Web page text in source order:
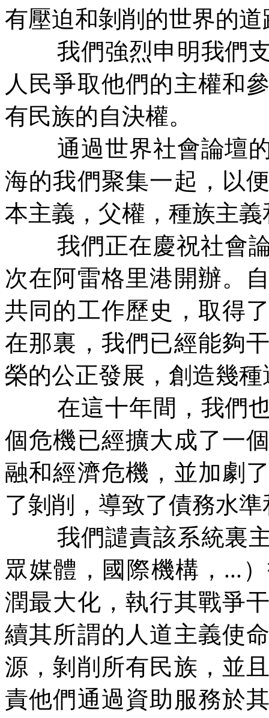
有壓迫和剝削的世界的道
我們強烈申明我們
人民爭取他們的主權和
有民族的自決權。
通過世界社會論壇
海的我們聚集一起，以
本主義，父權，種族主
我們正在慶祝社會
次在阿雷格里港開辦。
共同的工作歷史，取得
在那裏，我們已經能夠
榮的公正發展，創造幾
在這十年間，我們
個危機已經擴大成了一
融和經濟危機，並加劇
了剝削，導致了債務水
我們譴責該系統裏
眾媒體，國際機構， ...
潤最大化，執行其戰爭
續其所謂的人道主義使
源，剝削所有民族，並
責他們通過資助服務於